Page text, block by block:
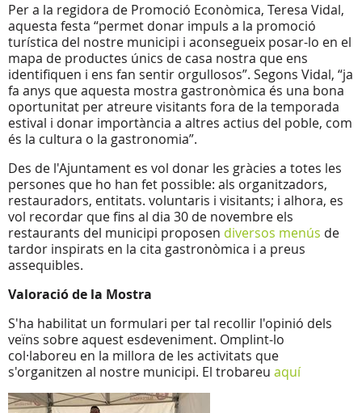
Per a la regidora de Promoció Econòmica, Teresa Vidal,
aquesta festa “permet donar impuls a la promoció
turística del nostre municipi i aconsegueix posar-lo en el
mapa de productes únics de casa nostra que ens
identifiquen i ens fan sentir orgullosos”. Segons Vidal, “ja
fa anys que aquesta mostra gastronòmica és una bona
oportunitat per atreure visitants fora de la temporada
estival i donar importància a altres actius del poble, com
és la cultura o la gastronomia”.
Des de l'Ajuntament es vol donar les gràcies a totes les
persones que ho han fet possible: als organitzadors,
restauradors, entitats. voluntaris i visitants; i alhora, es
vol recordar que fins al dia 30 de novembre els
restaurants del municipi proposen diversos menús de
tardor inspirats en la cita gastronòmica i a preus
assequibles.
Valoració de la Mostra
S'ha habilitat un formulari per tal recollir l'opinió dels
veïns sobre aquest esdeveniment. Omplint-lo
col·laboreu en la millora de les activitats que
s'organitzen al nostre municipi. El trobareu aquí